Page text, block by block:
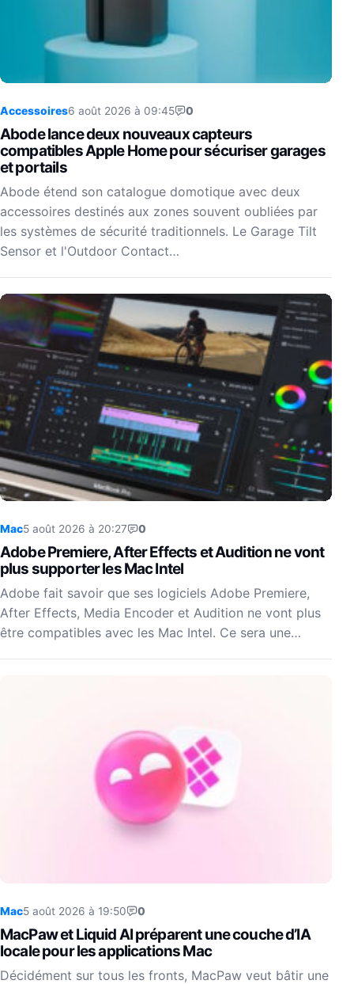
Accessoires6 août 2026 à 09:45 0
Abode lance deux nouveaux capteurs
compatibles Apple Home pour sécuriser garages
et portails
Abode étend son catalogue domotique avec deux
accessoires destinés aux zones souvent oubliées par
les systèmes de sécurité traditionnels. Le Garage Tilt
Sensor et l'Outdoor Contact…
Mac5 août 2026 à 20:27 0
Adobe Premiere, After Effects et Audition ne vont
plus supporter les Mac Intel
Adobe fait savoir que ses logiciels Adobe Premiere,
After Effects, Media Encoder et Audition ne vont plus
être compatibles avec les Mac Intel. Ce sera une…
Mac5 août 2026 à 19:50 0
MacPaw et Liquid AI préparent une couche d’IA
locale pour les applications Mac
Décidément sur tous les fronts, MacPaw veut bâtir une